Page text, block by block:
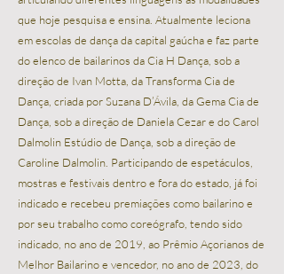
que hoje pesquisa e ensina. Atualmente leciona
em escolas de dança da capital gaúcha e faz parte
do elenco de bailarinos da Cia H Dança, sob a
direção de Ivan Motta, da Transforma Cia de
Dança, criada por Suzana D’Ávila, da Gema Cia de
Dança, sob a direção de Daniela Cezar e do Carol
Dalmolin Estúdio de Dança, sob a direção de
Caroline Dalmolin. Participando de espetáculos,
mostras e festivais dentro e fora do estado, já foi
indicado e recebeu premiações como bailarino e
por seu trabalho como coreógrafo, tendo sido
indicado, no ano de 2019, ao Prêmio Açorianos de
Melhor Bailarino e vencedor, no ano de 2023, do